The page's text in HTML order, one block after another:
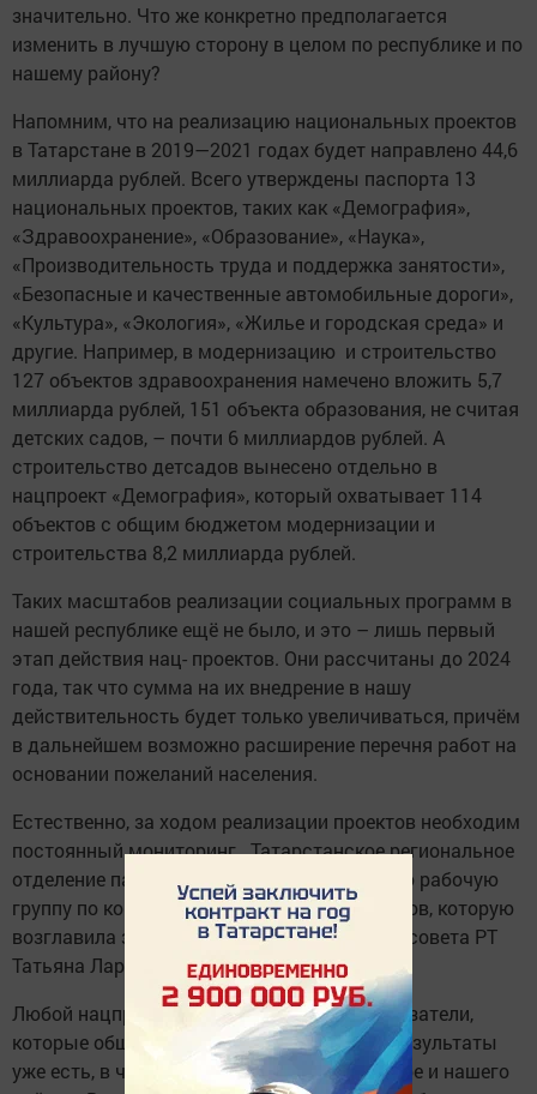
значительно. Что же конкретно предполагается
изменить в лучшую сторону в целом по республике и по
нашему району?
Напомним, что на реализацию национальных проектов
в Татарстане в 2019—2021 годах будет направлено 44,6
миллиарда рублей. Всего утверждены паспорта 13
национальных проектов, таких как «Демография»,
«Здравоохранение», «Образование», «Наука»,
«Производительность труда и поддержка занятости»,
«Безопасные и качественные автомобильные дороги»,
«Культура», «Экология», «Жилье и городская среда» и
другие. Например, в модернизацию и строительство
127 объектов здравоохранения намечено вложить 5,7
миллиарда рублей, 151 объекта образования, не считая
детских садов, – почти 6 миллиардов рублей. А
строительство детсадов вынесено отдельно в
нацпроект «Демография», который охватывает 114
объектов с общим бюджетом модернизации и
строительства 8,2 миллиарда рублей.
Таких масштабов реализации социальных программ в
нашей республике ещё не было, и это – лишь первый
этап действия нац- проектов. Они рассчитаны до 2024
года, так что сумма на их внедрение в нашу
действительность будет только увеличиваться, причём
в дальнейшем возможно расширение перечня работ на
основании пожеланий населения.
Естественно, за ходом реализации проектов необходим
постоянный мониторинг. Татарстанское региональное
отделение партии «Единая Россия» создало рабочую
группу по контролю за исполнением проектов, которую
возглавила заместитель Председателя Госсовета РТ
Татьяна Ларионова.
Любой нацпроект – это определённые показатели,
которые общество должно достигнуть. А результаты
уже есть, в чём можно убедиться на примере и нашего